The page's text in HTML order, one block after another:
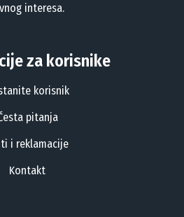
interesa.
za korisnike
korisnik
pitanja
i reklamacije
Kontakt